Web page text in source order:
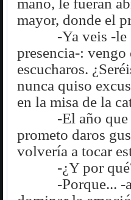
mayor, donde el
-Ya veis -
presencia-:
escucharos.
nunca quiso
en la misa de la
-El año
prometo daros
volvería a tocar
-¿Y por
-Porque...